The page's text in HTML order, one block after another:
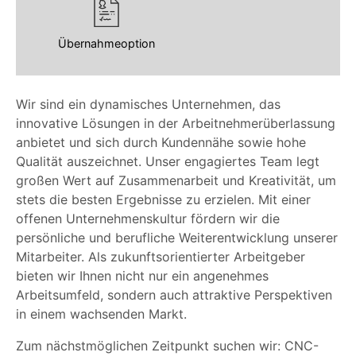
Wir sind ein dynamisches Unternehmen, das
innovative Lösungen in der Arbeitnehmerüberlassung
anbietet und sich durch Kundennähe sowie hohe
Qualität auszeichnet. Unser engagiertes Team legt
großen Wert auf Zusammenarbeit und Kreativität, um
stets die besten Ergebnisse zu erzielen. Mit einer
offenen Unternehmenskultur fördern wir die
persönliche und berufliche Weiterentwicklung unserer
Mitarbeiter. Als zukunftsorientierter Arbeitgeber
bieten wir Ihnen nicht nur ein angenehmes
Arbeitsumfeld, sondern auch attraktive Perspektiven
in einem wachsenden Markt.
Zum nächstmöglichen Zeitpunkt suchen wir: CNC-
Übernahmeoption